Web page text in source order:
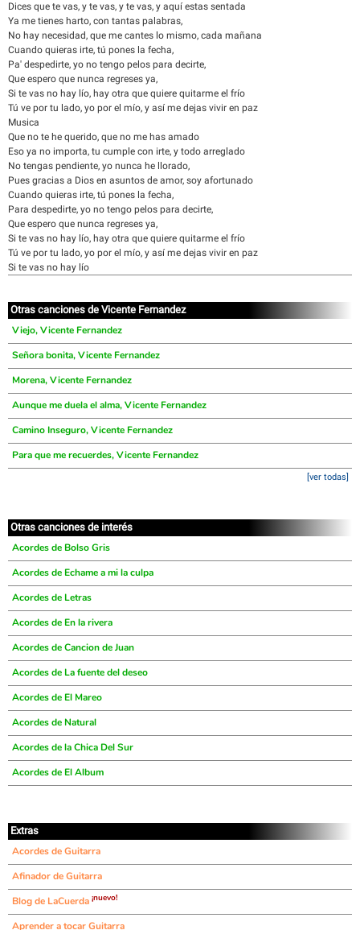
Dices que te vas, y te vas, y te vas, y aquí estas sentada
Ya me tienes harto, con tantas palabras,
No hay necesidad, que me cantes lo mismo, cada mañana
Cuando quieras irte, tú pones la fecha,
Pa' despedirte, yo no tengo pelos para decirte,
Que espero que nunca regreses ya,
Si te vas no hay lío, hay otra que quiere quitarme el frío
Tú ve por tu lado, yo por el mío, y así me dejas vivir en paz
Musica
Que no te he querido, que no me has amado
Eso ya no importa, tu cumple con irte, y todo arreglado
No tengas pendiente, yo nunca he llorado,
Pues gracias a Dios en asuntos de amor, soy afortunado
Cuando quieras irte, tú pones la fecha,
Para despedirte, yo no tengo pelos para decirte,
Que espero que nunca regreses ya,
Si te vas no hay lío, hay otra que quiere quitarme el frío
Tú ve por tu lado, yo por el mío, y así me dejas vivir en paz
Si te vas no hay lío
Otras canciones de Vicente Fernandez
Viejo, Vicente Fernandez
Señora bonita, Vicente Fernandez
Morena, Vicente Fernandez
Aunque me duela el alma, Vicente Fernandez
Camino Inseguro, Vicente Fernandez
Para que me recuerdes, Vicente Fernandez
[ver todas]
Otras canciones de interés
Acordes de Bolso Gris
Acordes de Echame a mi la culpa
Acordes de Letras
Acordes de En la rivera
Acordes de Cancion de Juan
Acordes de La fuente del deseo
Acordes de El Mareo
Acordes de Natural
Acordes de la Chica Del Sur
Acordes de El Album
Extras
Acordes de Guitarra
Afinador de Guitarra
Blog de LaCuerda ¡nuevo!
Aprender a tocar Guitarra